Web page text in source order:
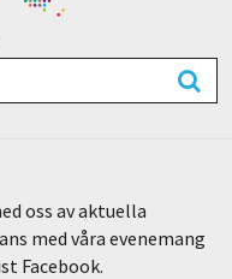
oss av aktuella
med våra evenemang
Facebook.